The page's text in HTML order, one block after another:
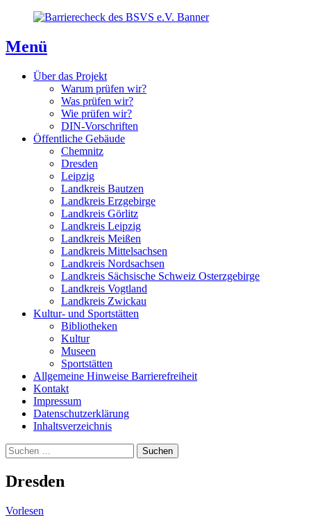
Inhaltsverzeichnis
Kontaktseite
Inhalt
Menü
Über das Projekt
Warum prüfen wir?
Was prüfen wir?
Wie prüfen wir?
DIN-Vorschriften
Öffentliche Gebäude
Chemnitz
Dresden
Leipzig
Landkreis Bautzen
Landkreis Erzgebirge
Landkreis Görlitz
Landkreis Leipzig
Landkreis Meißen
Landkreis Mittelsachsen
Landkreis Nordsachsen
Landkreis Sächsische Schweiz Osterzgebirge
Landkreis Vogtland
Landkreis Zwickau
Kultur- und Sportstätten
Bibliotheken
Kultur
Museen
Sportstätten
Allgemeine Hinweise Barrierefreiheit
Kontakt
Impressum
Datenschutzerklärung
Inhaltsverzeichnis
Suche
Suchen
nach:
Dresden
Vorlesen